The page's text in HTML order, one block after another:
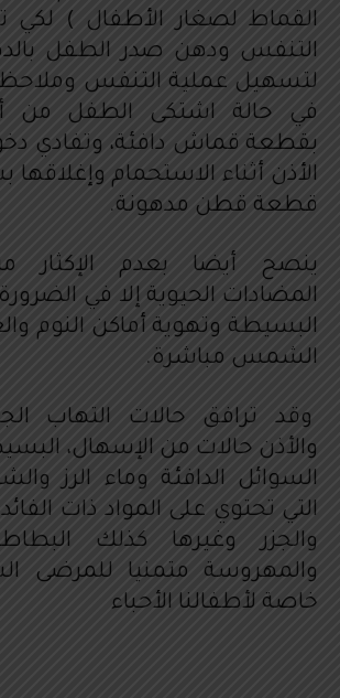
القماط لصغار الأطفال )
التنفس ودهن صدر الطفل
لتسهيل عملية التنفس
في حالة اشتكى الطفل من
بقطعة قماش دافئة، وتفادي
الأذن أثناء الاستحمام
قطعة قطن مدهونة.
ينصح أيضا بعدم الإكثار
المضادات الحيوية إلا في الضرورة
البسيطة وتهوية أماكن النوم
الشمس مباشرة.
وقد ترافق حالات التهاب
والأذن حالات من الإسهال،
السوائل الدافئة وماء الرز
التي تحتوي على المواد ذات
والجزر وغيرها كذلك
والمهروسة متمنيا للمرضى
خاصة لأطفالنا الأحباء